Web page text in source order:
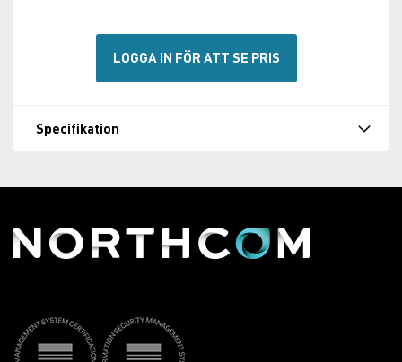
LOGGA IN FÖR ATT SE PRIS
Specifikation